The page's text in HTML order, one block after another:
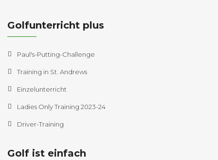
Golfunterricht plus
Paul's-Putting-Challenge
Training in St. Andrews
Einzelunterricht
Ladies Only Training 2023-24
Driver-Training
Golf ist einfach